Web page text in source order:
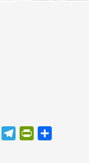
WhatsAppTelegramPrintFriendly